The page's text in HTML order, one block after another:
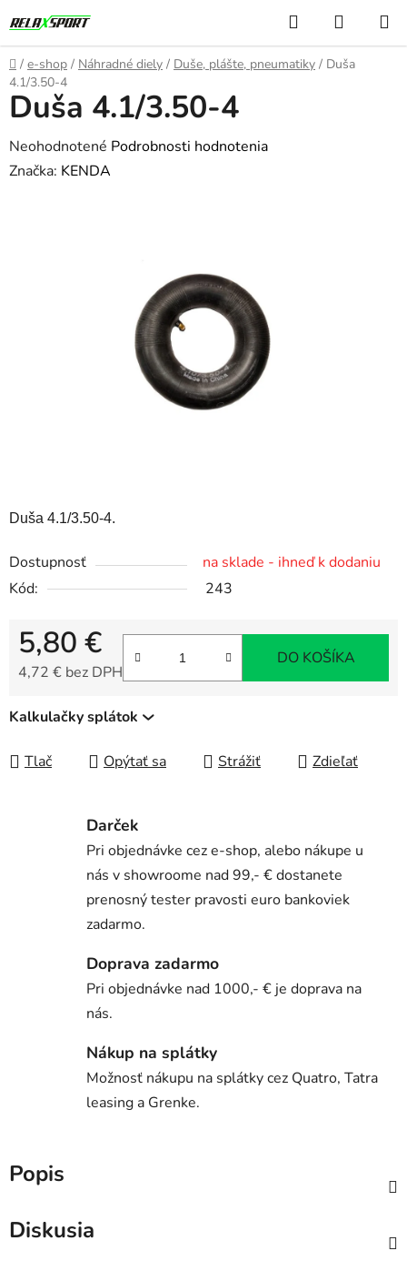
na
obsah
Hľadať
KOŠÍK
Domov
/ e-shop / Náhradné diely / Duše, plášte, pneumatiky / Duša
4.1/3.50-4
Duša 4.1/3.50-4.
Dostupnosť
na sklade - ihneď k dodaniu
Kód:
243
5,80 €
4,72 € bez DPH
DO KOŠÍKA
Kalkulačky splátok
Tlač Opýtať sa Strážiť Zdieľať
Duša 4.1/3.50-4
Priemerné
hodnotenie
Neohodnotené Podrobnosti hodnotenia
Značka: KENDA
Darček
Pri objednávke cez e-shop, alebo nákupe u
nás v showroome nad 99,- € dostanete
prenosný tester pravosti euro bankoviek
zadarmo.
Doprava zadarmo
Pri objednávke nad 1000,- € je doprava na
nás.
Nákup na splátky
Možnosť nákupu na splátky cez Quatro, Tatra
leasing a Grenke.
Popis
Diskusia